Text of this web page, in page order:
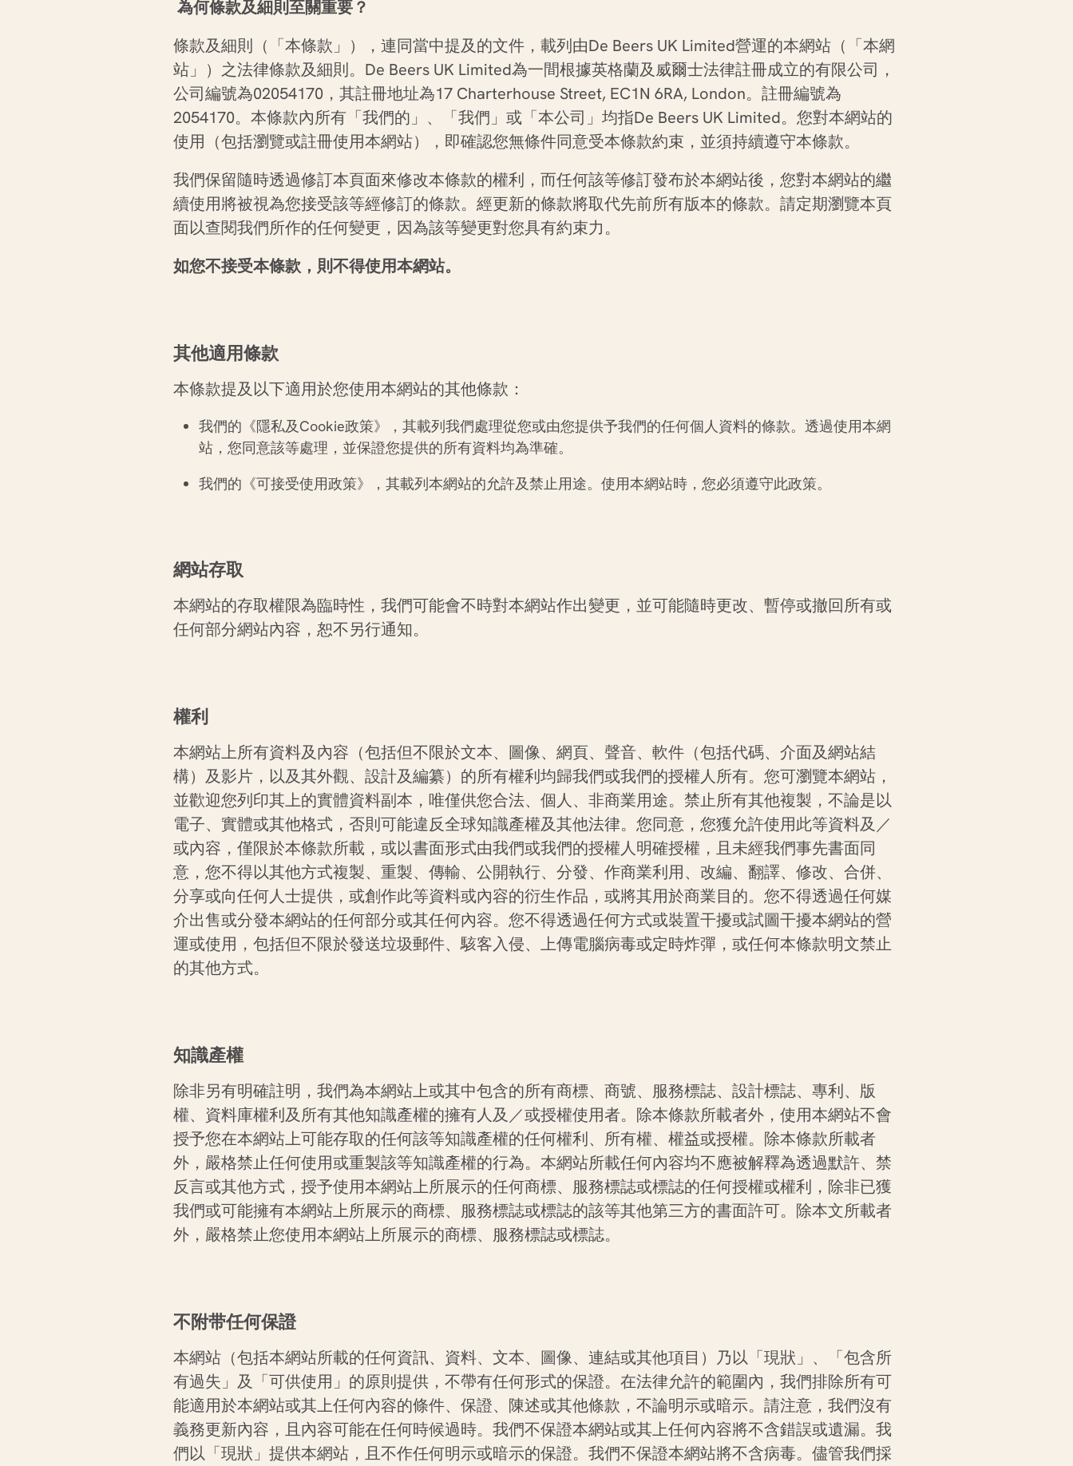
為何條款及細則至關重要？
條款及細則（「本條款」），連同當中提及的文件，載列由De Beers UK Limited營運的本網站（「本網
站」）之法律條款及細則。 De Beers UK Limited為一間根據英格蘭及威爾士法律註冊成立的有限公司，
公司編號為02054170 ，其註冊地址為17 Charterhouse Street, EC1N 6RA, London。註冊編號為
2054170。本條款內所有「我們的」、「我們」或「本公司」均指De Beers UK Limited。您對本網站的
使用（包括瀏覽或註冊使用本網站），即確認您無條件同意受本條款約束，並須持續遵守本條款。
我們保留隨時透過修訂本頁面來修改本條款的權利，而任何該等修訂發布於本網站後，您對本網站的繼
續使用將被視為您接受該等經修訂的條款。經更新的條款將取代先前所有版本的條款。請定期瀏覽本頁
面以查閱我們所作的任何變更，因為該等變更對您具有約束力。
如您不接受本條款，則不得使用本網站。
其他適用條款
本條款提及以下適用於您使用本網站的其他條款：
我們的《隱私及Cookie政策》，其載列我們處理從您或由您提供予我們的任何個人資料的條款。透過使用本網
站，您同意該等處理，並保證您提供的所有資料均為準確。
我們的《可接受使用政策》，其載列本網站的允許及禁止用途。使用本網站時，您必須遵守此政策。
網站存取
本網站的存取權限為臨時性，我們可能會不時對本網站作出變更，並可能隨時更改、暫停或撤回所有或
任何部分網站內容，恕不另行通知。
權利
本網站上所有資料及內容（包括但不限於文本、圖像、網頁、聲音、軟件（包括代碼、介面及網站結
構）及影片，以及其外觀、設計及編纂）的所有權利均歸我們或我們的授權人所有。您可瀏覽本網站，
並歡迎您列印其上的實體資料副本，唯僅供您合法、個人、非商業用途。禁止所有其他複製，不論是以
電子、實體或其他格式，否則可能違反全球知識產權及其他法律。您同意，您獲允許使用此等資料及／
或內容，僅限於本條款所載，或以書面形式由我們或我們的授權人明確授權，且未經我們事先書面同
意，您不得以其他方式複製、重製、傳輸、公開執行、分發、作商業利用、改編、翻譯、修改、合併、
分享或向任何人士提供，或創作此等資料或內容的衍生作品，或將其用於商業目的。您不得透過任何媒
介出售或分發本網站的任何部分或其任何內容。您不得透過任何方式或裝置干擾或試圖干擾本網站的營
運或使用，包括但不限於發送垃圾郵件、駭客入侵、上傳電腦病毒或定時炸彈，或任何本條款明文禁止
的其他方式。
知識產權
除非另有明確註明，我們為本網站上或其中包含的所有商標、商號、服務標誌、設計標誌、專利、版
權、資料庫權利及所有其他知識產權的擁有人及／或授權使用者。除本條款所載者外，使用本網站不會
授予您在本網站上可能存取的任何該等知識產權的任何權利、所有權、權益或授權。除本條款所載者
外，嚴格禁止任何使用或重製該等知識產權的行為。本網站所載任何內容均不應被解釋為透過默許、禁
反言或其他方式，授予使用本網站上所展示的任何商標、服務標誌或標誌的任何授權或權利，除非已獲
我們或可能擁有本網站上所展示的商標、服務標誌或標誌的該等其他第三方的書面許可。除本文所載者
外，嚴格禁止您使用本網站上所展示的商標、服務標誌或標誌。
不附带任何保證
本網站（包括本網站所載的任何資訊、資料、文本、圖像、連結或其他項目）乃以「現狀」、「包含所
有過失」及「可供使用」的原則提供，不帶有任何形式的保證。在法律允許的範圍內，我們排除所有可
能適用於本網站或其上任何內容的條件、保證、陳述或其他條款，不論明示或暗示。請注意，我們沒有
義務更新內容，且內容可能在任何時候過時。我們不保證本網站或其上任何內容將不含錯誤或遺漏。我
們以「現狀」提供本網站，且不作任何明示或暗示的保證。我們不保證本網站將不含病毒。儘管我們採